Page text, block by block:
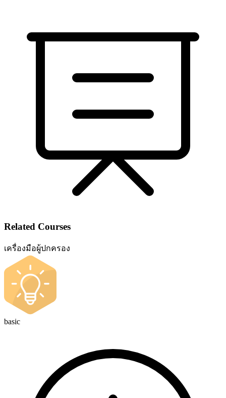
Related Courses
เครื่องมือผู้ปกครอง
basic